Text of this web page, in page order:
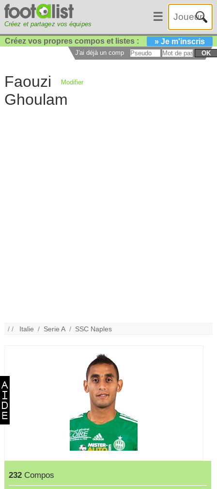
Créez et partagez vos équipes
☰
Créez vos propres compos et listes : » Je m'inscris
J'ai déjà un compte : OK
Faouzi
Ghoulam
Modifier
/ / Italie / Serie A / SSC Naples
232 Compos